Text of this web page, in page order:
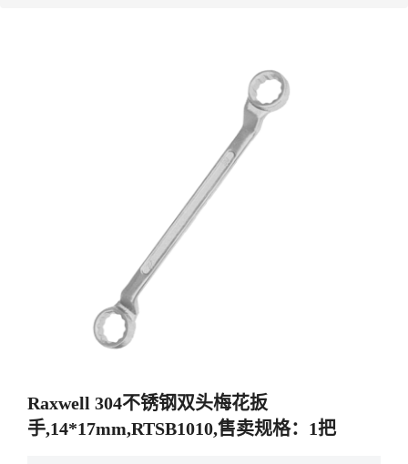
Raxwell 304不锈钢双头梅花扳
手,14*17mm,RTSB1010,售卖规格：1把